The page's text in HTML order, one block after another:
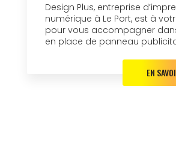
Design Plus, entreprise
numérique à Le Port, est à
pour vous accompagner
en place de panneau
EN